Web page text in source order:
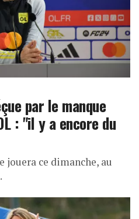
par le manque
: "il y a encore du
jouera ce dimanche, au